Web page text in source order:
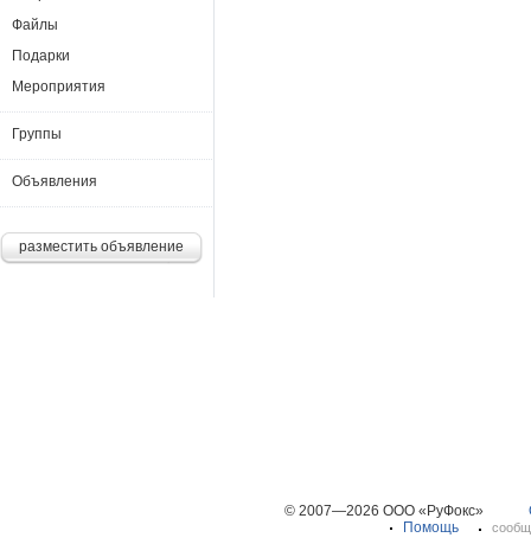
Файлы
Подарки
Мероприятия
Группы
Объявления
разместить объявление
© 2007—2026 ООО «РуФокс»
Помощь